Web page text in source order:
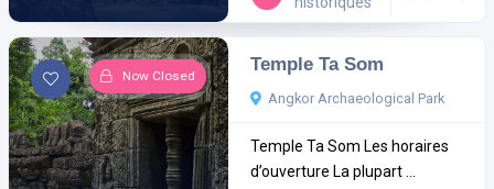
Now Closed
Temple Ta Som
Angkor Archaeological Park
Temple Ta Som Les horaires
d’ouverture La plupart ...